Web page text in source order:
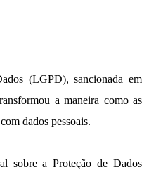
(LGPD), sancionada em
a maneira como as
dados pessoais.
sobre a Proteção de Dados